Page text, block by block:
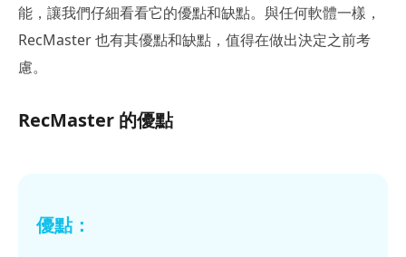
能，讓我們仔細看看它的優點和缺點。與任何軟體一樣，
RecMaster 也有其優點和缺點，值得在做出決定之前考
慮。
RecMaster 的優點
優點：